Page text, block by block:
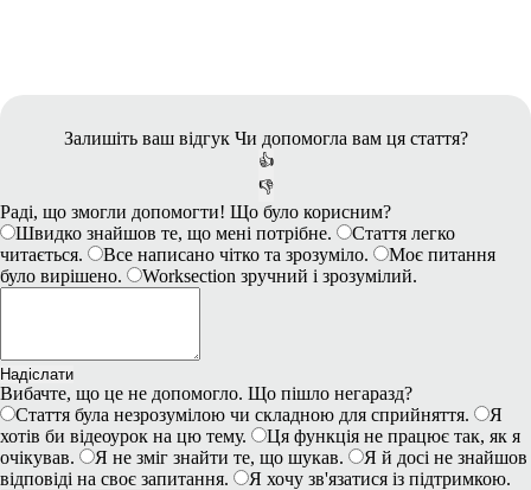
Залишіть ваш відгук Чи допомогла вам ця стаття?
👍
👎
Раді, що змогли допомогти! Що було корисним?
Швидко знайшов те, що мені потрібне.
Стаття легко
читається.
Все написано чітко та зрозуміло.
Моє питання
було вирішено.
Worksection зручний і зрозумілий.
Надіслати
Вибачте, що це не допомогло. Що пішло негаразд?
Стаття була незрозумілою чи складною для сприйняття.
Я
хотів би відеоурок на цю тему.
Ця функція не працює так, як я
очікував.
Я не зміг знайти те, що шукав.
Я й досі не знайшов
відповіді на своє запитання.
Я хочу зв'язатися із підтримкою.